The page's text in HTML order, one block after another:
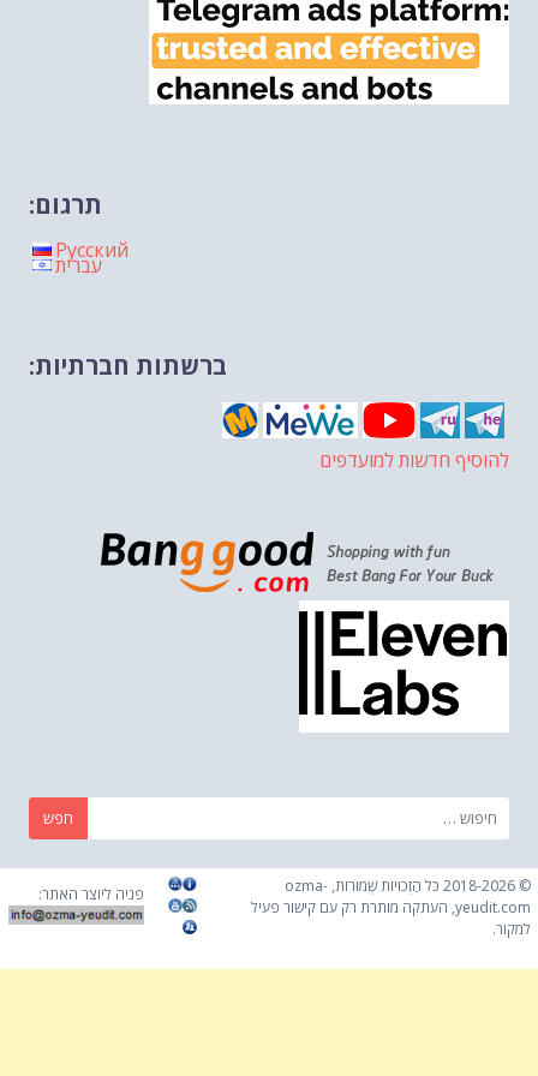
תרגום:
Русский
עברית
ברשתות חברתיות:
להוסיף חדשות למועדפים
חפש:
© 2018-2026 כֹּל הַזְכוּיוֹת שְׁמוּרוֹת, ozma-
yeudit.com, העתקה מותרת רק עם קישור פעיל
למקור.
פניה ליוצר האתר: